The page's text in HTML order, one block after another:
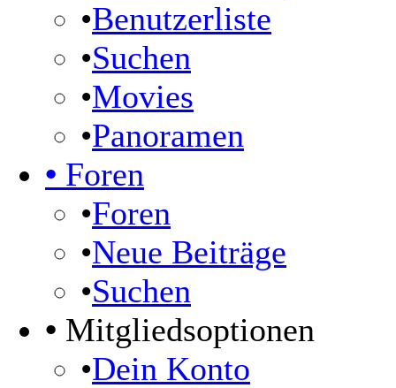
•Benutzerliste
•Suchen
•Movies
•Panoramen
• Foren
•Foren
•Neue Beiträge
•Suchen
• Mitgliedsoptionen
•Dein Konto